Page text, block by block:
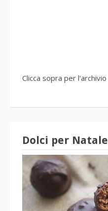
Clicca sopra per l'archivio
Dolci per Natale